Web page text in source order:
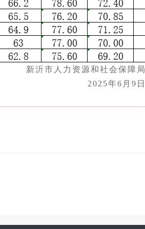
新沂市人力资源和社会保障局
2025年6月9日